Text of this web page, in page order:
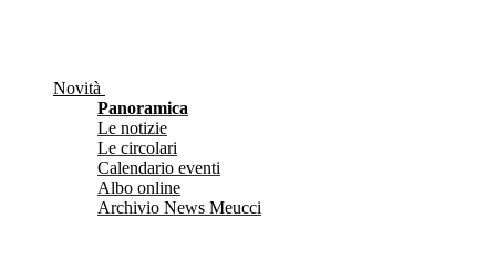
Novità
Panoramica
Le notizie
Le circolari
Calendario eventi
Albo online
Archivio News Meucci